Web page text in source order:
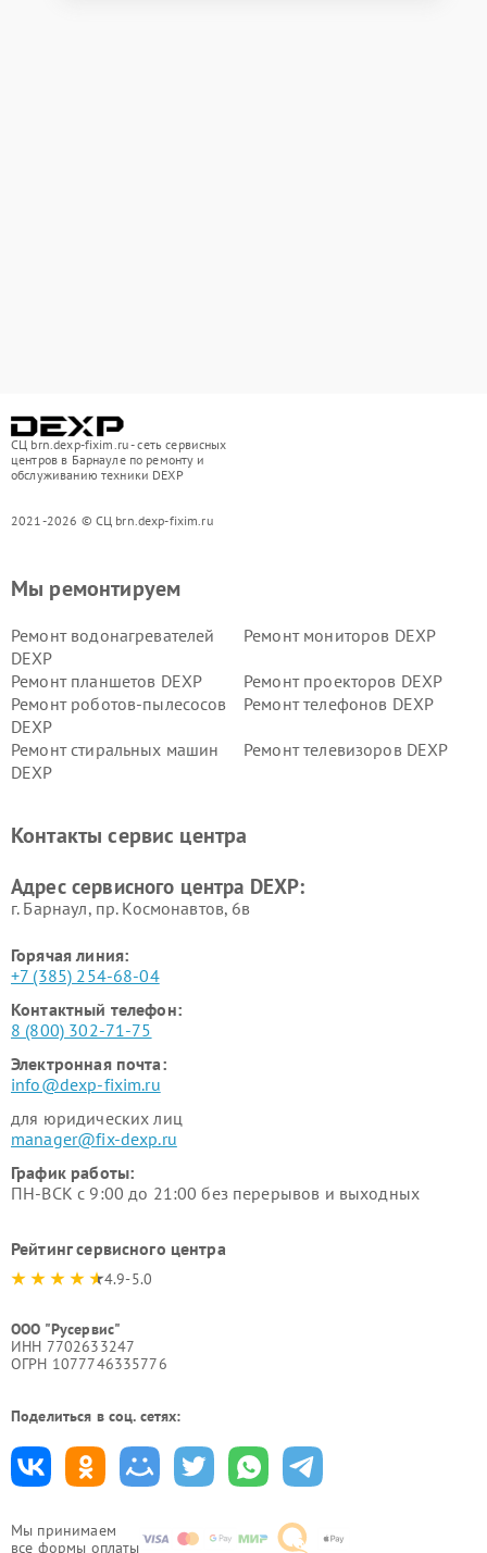
СЦ brn.dexp-fixim.ru - сеть сервисных
центров в Барнауле по ремонту и
обслуживанию техники DEXP
2021-2026 © СЦ brn.dexp-fixim.ru
Мы принимаем
все формы оплаты
Мы ремонтируем
Ремонт водонагревателей
DEXP
Ремонт мониторов DEXP
Ремонт планшетов DEXP
Ремонт проекторов DEXP
Ремонт роботов-пылесосов
DEXP
Ремонт телефонов DEXP
Ремонт стиральных машин
DEXP
Ремонт телевизоров DEXP
Ремонт серверов DEXP
Ремонт мини пк DEXP
Контакты сервис центра
Адрес сервисного центра DEXP:
г. Барнаул, ​пр. Космонавтов, 6в
Горячая линия:
+7 (385) 254-68-04
Контактный телефон:
8 (800) 302-71-75
Электронная почта:
info@dexp-fixim.ru
для юридических лиц
manager@fix-dexp.ru
График работы:
ПН-ВСК с 9:00 до 21:00 без перерывов и выходных
Рейтинг сервисного центра
4.9-5.0
ООО "Русервис"
ИНН 7702633247
ОГРН 1077746335776
Поделиться в соц. сетях: